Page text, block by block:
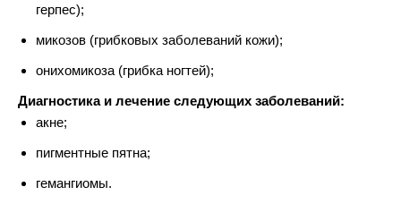
герпес);
микозов (грибковых заболеваний кожи);
онихомикоза (грибка ногтей);
Диагностика и лечение следующих заболеваний:
акне;
пигментные пятна;
гемангиомы.